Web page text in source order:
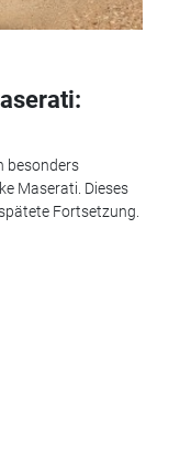
besonders
Maserati. Dieses
Fortsetzung.